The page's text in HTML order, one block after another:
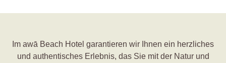
Im awā Beach Hotel garantieren wir Ihnen ein herzliches
und authentisches Erlebnis, das Sie mit der Natur und